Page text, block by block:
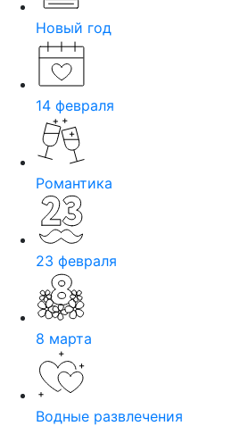
Новый год
14 февраля
Романтика
23 февраля
8 марта
Водные развлечения